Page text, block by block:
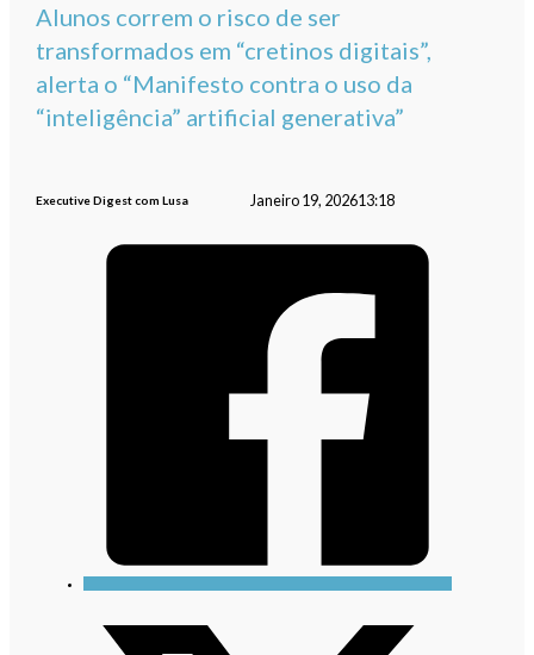
Alunos correm o risco de ser
transformados em “cretinos digitais”,
alerta o “Manifesto contra o uso da
“inteligência” artificial generativa”
Executive Digest com Lusa Janeiro 19, 202613:18